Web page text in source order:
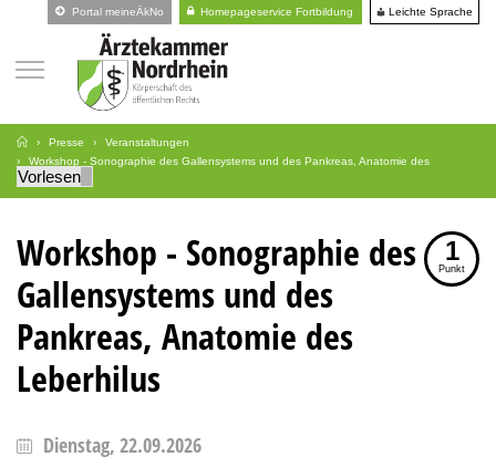
Portal meineÄkNo Homepageservice Fortbildung Leichte Sprache
Presse
Veranstaltungen
Workshop - Sonographie des Gallensystems und des Pankreas, Anatomie des
Leberhilus
Vorlesen
Workshop - Sonographie des
Gallensystems und des
Pankreas, Anatomie des
Leberhilus
1
Punkt
Dienstag, 22.09.2026